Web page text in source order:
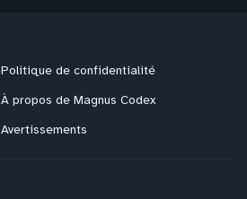
Politique de confidentialité
À propos de Magnus Codex
Avertissements